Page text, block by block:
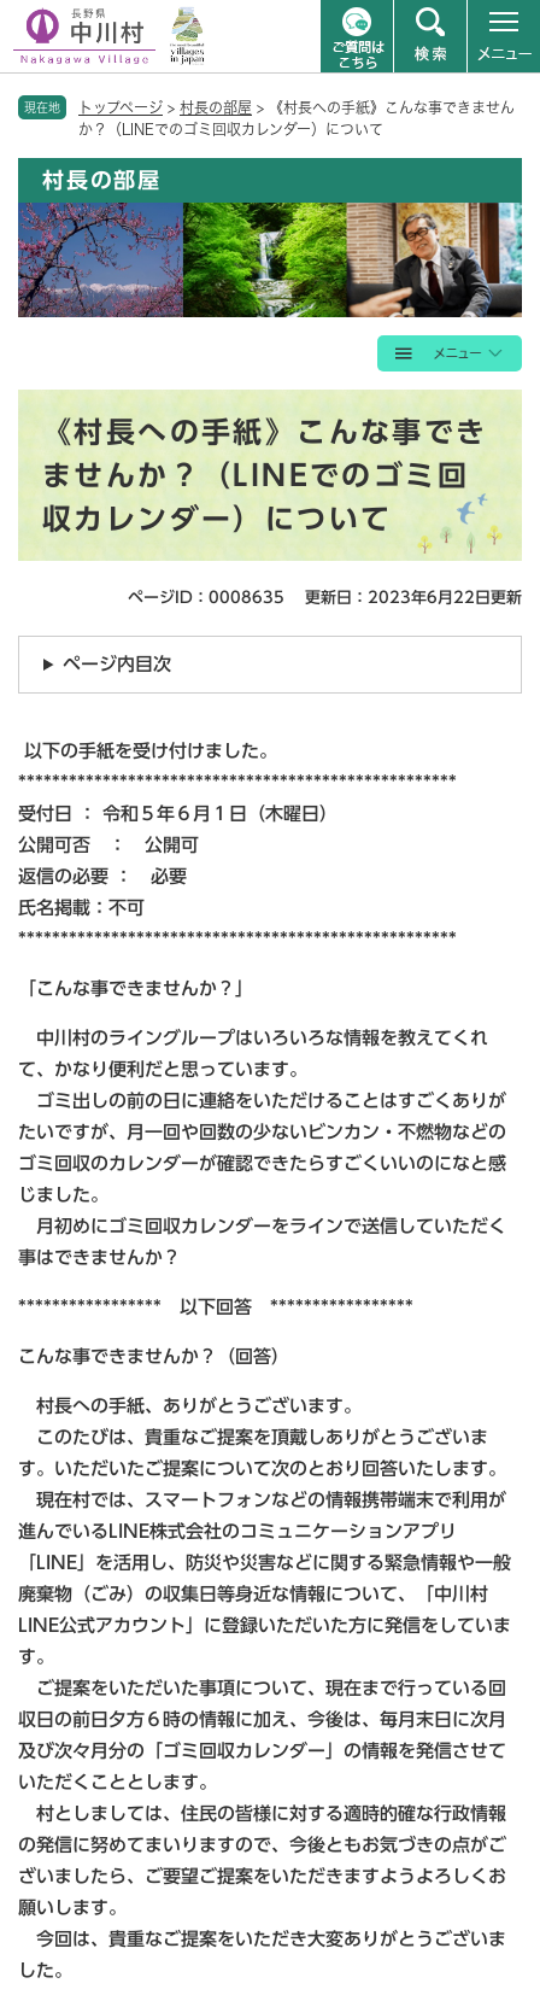
現在地 トップページ > 村長の部屋 >
《村長への手紙》こんな事できません
か？（LINEでのゴミ回収カレンダー）について
村長の部屋
《村長への手紙》こんな事でき
ませんか？（LINEでのゴミ回
収カレンダー）について
ページID：0008635 更新日：2023年6月22日更新
ページ内目次
以下の手紙を受け付けました。
****************************************************
受付日 ： 令和５年６月１日（木曜日）
公開可否 ： 公開可
返信の必要 ： 必要
氏名掲載：不可
****************************************************
「こんな事できませんか？」
中川村のライングループはいろいろな情報を教えてくれ
て、かなり便利だと思っています。
ゴミ出しの前の日に連絡をいただけることはすごくありが
たいですが、月一回や回数の少ないビンカン・不燃物などの
ゴミ回収のカレンダーが確認できたらすごくいいのになと感
じました。
月初めにゴミ回収カレンダーをラインで送信していただく
事はできませんか？
***************** 以下回答 *****************
こんな事できませんか？​ （回答）
村長への手紙、ありがとうございます。
このたびは、貴重なご提案を頂戴しありがとうございま
す。いただいたご提案について次のとおり回答いたします。
現在村では、スマートフォンなどの情報携帯端末で利用が
進んでいるLINE株式会社のコミュニケーションアプリ
「LINE」を活用し、防災や災害などに関する緊急情報や一般
廃棄物（ごみ）の収集日等身近な情報について、「中川村
LINE公式アカウント」に登録いただいた方に発信をしていま
す。
ご提案をいただいた事項について、現在まで行っている回
収日の前日夕方６時の情報に加え、今後は、毎月末日に次月
及び次々月分の「ゴミ回収カレンダー」の情報を発信させて
いただくこととします。
村としましては、住民の皆様に対する適時的確な行政情報
の発信に努めてまいりますので、今後ともお気づきの点がご
ざいましたら、ご要望ご提案をいただきますようよろしくお
願いします。
今回は、貴重なご提案をいただき大変ありがとうございま
した。